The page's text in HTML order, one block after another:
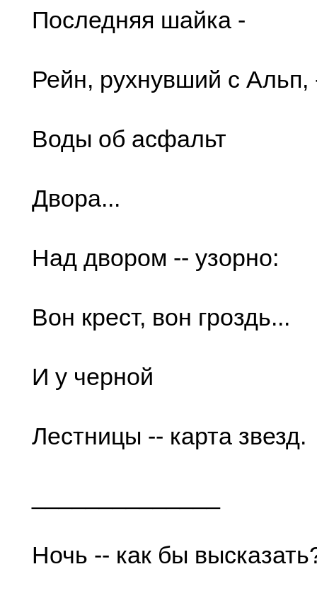
Последняя шайка -
Рейн, рухнувший с Альп,
Воды об асфальт
Двора...
Над двором -- узорно:
Вон крест, вон гроздь...
И у черной
Лестницы -- карта звезд.
Ночь -- как бы